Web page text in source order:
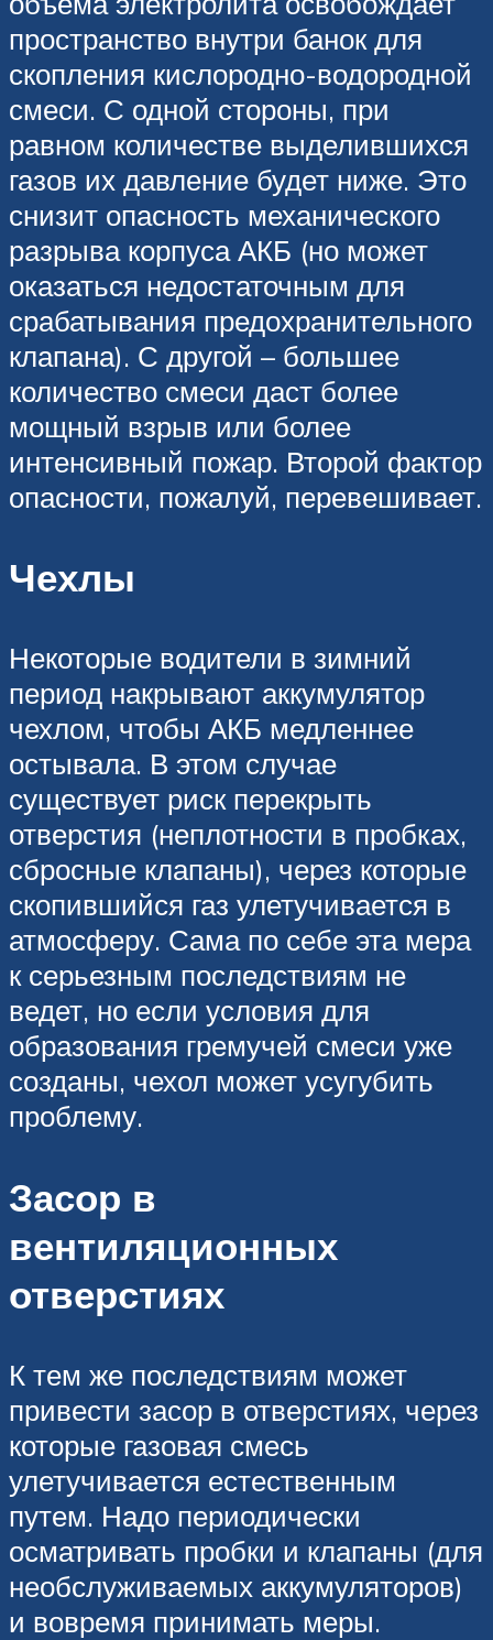
пространство внутри банок для
скопления кислородно-водородной
смеси. С одной стороны, при
равном количестве выделившихся
газов их давление будет ниже. Это
снизит опасность механического
разрыва корпуса АКБ (но может
оказаться недостаточным для
срабатывания предохранительного
клапана). С другой – большее
количество смеси даст более
мощный взрыв или более
интенсивный пожар. Второй фактор
опасности, пожалуй, перевешивает.
Чехлы
Некоторые водители в зимний
период накрывают аккумулятор
чехлом, чтобы АКБ медленнее
остывала. В этом случае
существует риск перекрыть
отверстия (неплотности в пробках,
сбросные клапаны), через которые
скопившийся газ улетучивается в
атмосферу. Сама по себе эта мера
к серьезным последствиям не
ведет, но если условия для
образования гремучей смеси уже
созданы, чехол может усугубить
проблему.
Засор в
вентиляционных
отверстиях
К тем же последствиям может
привести засор в отверстиях, через
которые газовая смесь
улетучивается естественным
путем. Надо периодически
осматривать пробки и клапаны (для
необслуживаемых аккумуляторов)
и вовремя принимать меры.